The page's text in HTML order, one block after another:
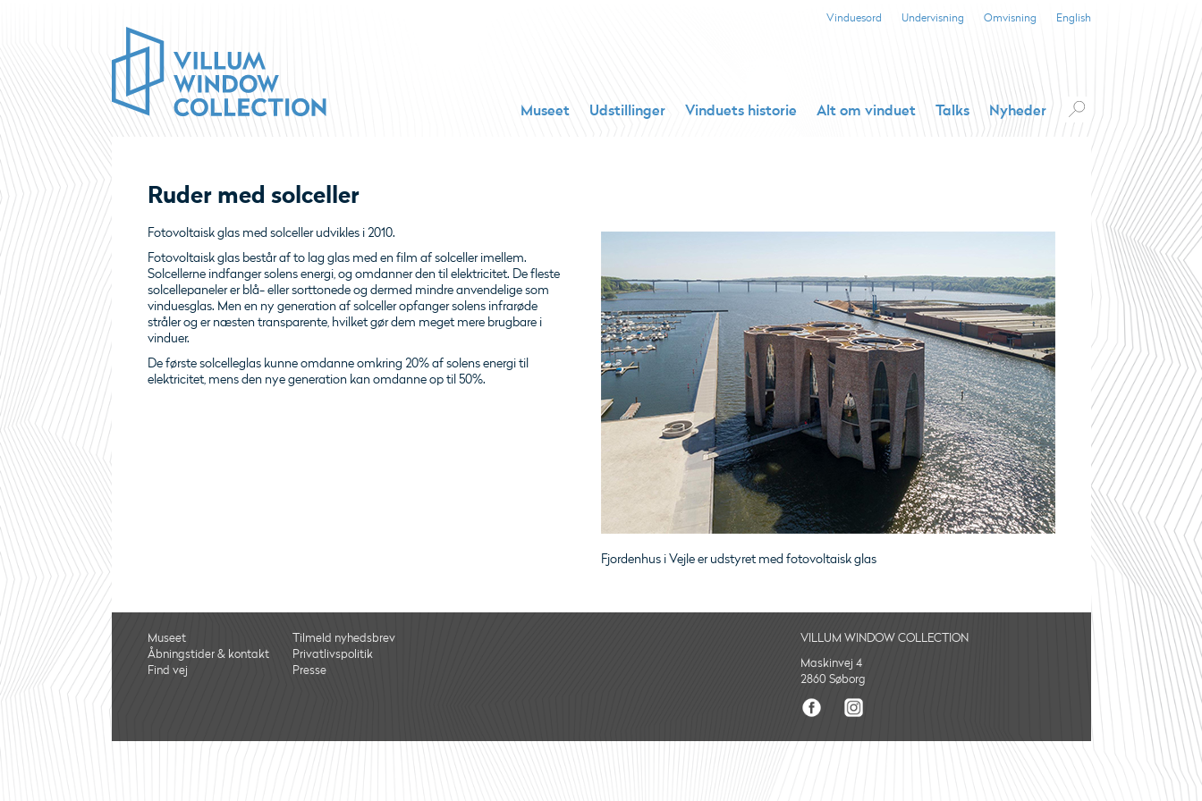
English
Vinduesord Undervisning Omvisning
Museet Udstillinger Vinduets historie Alt om vinduet Talks Nyheder
Ruder med solceller
Fotovoltaisk glas med solceller udvikles i 2010.
Fotovoltaisk glas består af to lag glas med en film af solceller imellem.
Solcellerne indfanger solens energi, og omdanner den til elektricitet. De fleste
solcellepaneler er blå- eller sorttonede og dermed mindre anvendelige som
vinduesglas. Men en ny generation af solceller opfanger solens infrarøde
stråler og er næsten transparente, hvilket gør dem meget mere brugbare i
vinduer.
De første solcelleglas kunne omdanne omkring 20% af solens energi til
elektricitet, mens den nye generation kan omdanne op til 50%.
Fjordenhus i Vejle er udstyret med fotovoltaisk glas
Museet
Åbningstider & kontakt
Find vej
Tilmeld nyhedsbrev
Privatlivspolitik
Presse
VILLUM WINDOW COLLECTION
Maskinvej 4
2860 Søborg